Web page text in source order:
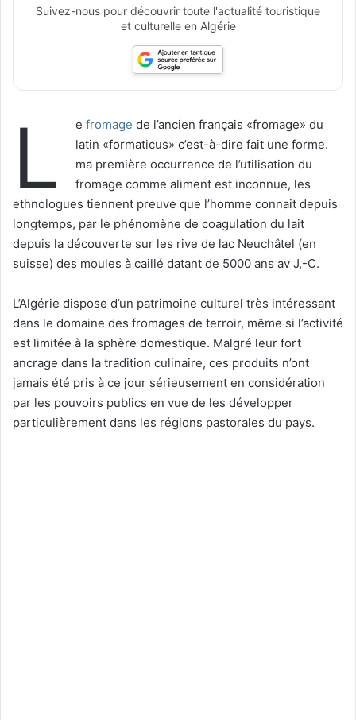
Suivez-nous pour découvrir toute l'actualité touristique
et culturelle en Algérie
L e fromage de l’ancien français «fromage» du
latin «formaticus» c’est-à-dire fait une forme.
ma première occurrence de l’utilisation du
fromage comme aliment est inconnue, les
ethnologues tiennent preuve que l’homme connait depuis
longtemps, par le phénomène de coagulation du lait
depuis la découverte sur les rive de lac Neuchâtel (en
suisse) des moules à caillé datant de 5000 ans av J,-C.
L’Algérie dispose d’un patrimoine culturel très intéressant
dans le domaine des fromages de terroir, même si l’activité
est limitée à la sphère domestique. Malgré leur fort
ancrage dans la tradition culinaire, ces produits n’ont
jamais été pris à ce jour sérieusement en considération
par les pouvoirs publics en vue de les développer
particulièrement dans les régions pastorales du pays.